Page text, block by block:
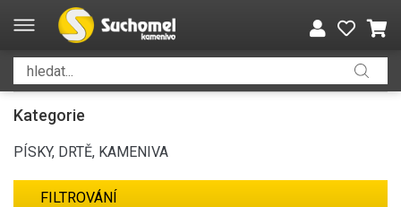
Kategorie
PÍSKY, DRTĚ, KAMENIVA
FILTROVÁNÍ